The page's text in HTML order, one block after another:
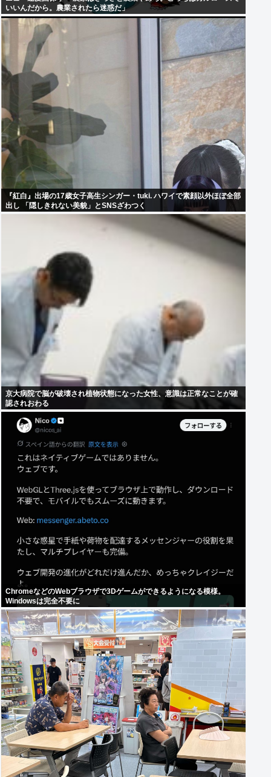
いいんだから。農業されたら迷惑だ」
『紅白』出場の17歳女子高生シンガー・tuki. ハワイで素顔以外ほぼ全部
出し 「隠しきれない美貌」とSNSざわつく
京大病院で脳が破壊され植物状態になった女性、意識は正常なことが確
認されおわる
ChromeなどのWebブラウザで3Dゲームができるようになる模様。
Windowsは完全不要に